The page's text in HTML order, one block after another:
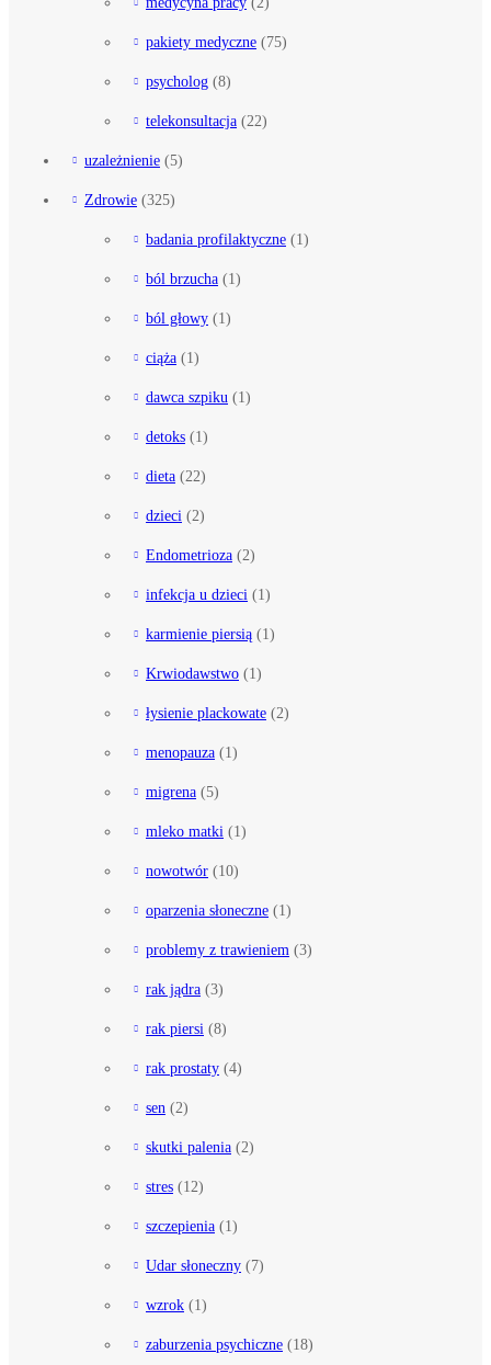
pakiety medyczne (75)
psycholog (8)
telekonsultacja (22)
uzależnienie (5)
Zdrowie (325)
badania profilaktyczne (1)
ból brzucha (1)
ból głowy (1)
ciąża (1)
dawca szpiku (1)
detoks (1)
dieta (22)
dzieci (2)
Endometrioza (2)
infekcja u dzieci (1)
karmienie piersią (1)
Krwiodawstwo (1)
łysienie plackowate (2)
menopauza (1)
migrena (5)
mleko matki (1)
nowotwór (10)
oparzenia słoneczne (1)
problemy z trawieniem (3)
rak jądra (3)
rak piersi (8)
rak prostaty (4)
sen (2)
skutki palenia (2)
stres (12)
szczepienia (1)
Udar słoneczny (7)
wzrok (1)
zaburzenia psychiczne (18)